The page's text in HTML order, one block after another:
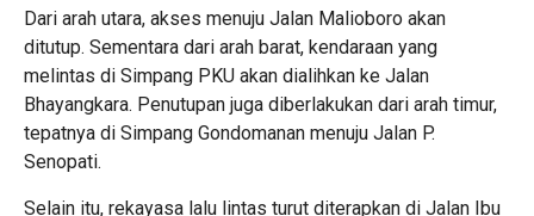
Dari arah utara, akses menuju Jalan Malioboro akan
ditutup. Sementara dari arah barat, kendaraan yang
melintas di Simpang PKU akan dialihkan ke Jalan
Bhayangkara. Penutupan juga diberlakukan dari arah timur,
tepatnya di Simpang Gondomanan menuju Jalan P.
Senopati.
Selain itu, rekayasa lalu lintas turut diterapkan di Jalan Ibu